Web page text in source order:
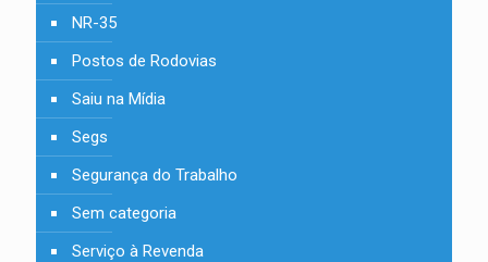
NR-35
Postos de Rodovias
Saiu na Mídia
Segs
Segurança do Trabalho
Sem categoria
Serviço à Revenda